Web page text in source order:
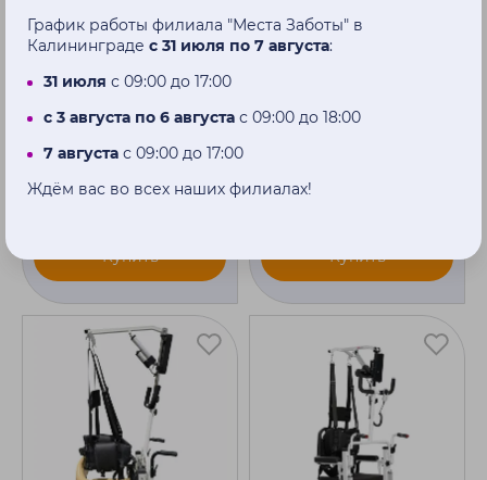
Стул санитарный с
регулировкой высоты
52 480 ₽
Купить
регулировкой высоты
97 610 ₽
Купить
График работы филиала "Места Заботы" в
Калининграде с 31 июля по 7 августа:
31 июля с 09:00 до 17:00
с 3 августа по 6 августа с 09:00 до 18:00
7 августа с 09:00 до 17:00
Ждём вас во всех наших филиалах!